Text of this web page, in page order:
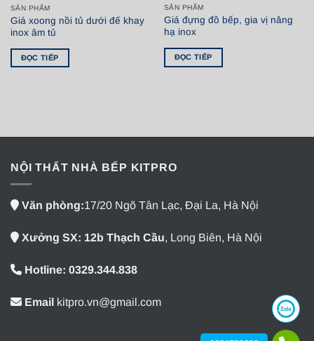
SẢN PHẨM
Giá xoong nồi tủ dưới đế khay
inox âm tủ
ĐỌC TIẾP
SẢN PHẨM
Giá đựng đồ bếp, gia vị nâng
hạ inox
ĐỌC TIẾP
NỘI THẤT NHÀ BẾP KITPRO
Văn phòng:17/20 Ngõ Tân Lạc, Đại La, Hà Nội
Xưởng SX: 12b Thạch Cầu, Long Biên, Hà Nội
Hotline: 0329.344.838
Email kitpro.vn@gmail.com